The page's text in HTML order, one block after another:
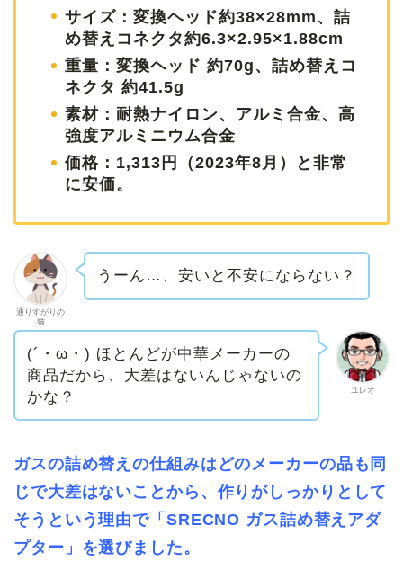
サイズ： 変換ヘッド約38×28mm、詰
め替えコネクタ約6.3×2.95×1.88cm
重量：変換ヘッド 約70g、詰め替えコ
ネクタ 約41.5g
素材： 耐熱ナイロン、 アルミ合金、 高
強度アルミニウム合金
価格：1,313円（2023年8月）と非常
に安価。
通りすがりの
猫
うーん…、安いと不安にならない？
ユレオ
(´・ω・) ほとんどが中華メーカーの
商品だから、大差はないんじゃないの
かな？
ガスの詰め替えの仕組みはどのメーカーの品も同
じで大差はないことから、作りがしっかりとして
そうという理由で「SRECNO ガス詰め替えアダ
プター」を選びました。